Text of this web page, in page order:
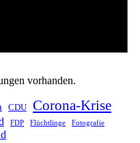
vorhanden.
CDU Corona-Krise
FDP Flüchtlinge
Fotografie